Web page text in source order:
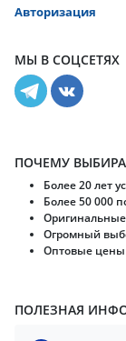
Авторизация
МЫ В СОЦСЕТЯХ
ПОЧЕМУ
Более 20 лет
Более 50 000
Огромный
Оптовые цены
ПОЛЕЗНАЯ